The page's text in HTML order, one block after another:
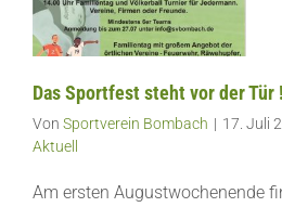
SVB
Aktuell
Das Sportfest steht vor der Tür !
Von Sportverein Bombach | 17. Juli
Aktuell
Am ersten Augustwochenende